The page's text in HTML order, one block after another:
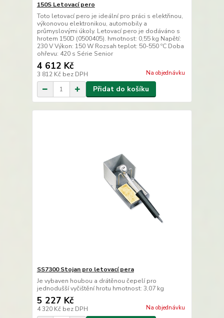
150S Letovací pero
Toto letovací pero je ideální pro práci s elektřinou,
výkonovou elektronikou, automobily a
průmyslovými úkoly. Letovací pero je dodáváno s
hrotem 150D (0500405). hmotnost: 0,55 kg Napětí:
230 V Výkon: 150 W Rozsah teplot: 50-550 ºC Doba
ohřevu: 420 s Série Senior
4 612 Kč
3 812 Kč bez DPH Na objednávku
Přidat do košíku
SS7300 Stojan pro letovací pera
Je vybaven houbou a drátěnou čepelí pro
jednodušší vyčištění hrotu hmotnost: 3,07 kg
5 227 Kč
4 320 Kč bez DPH Na objednávku